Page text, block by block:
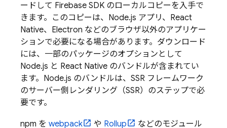
ードして Firebase SDK のローカルコピーを入手で
きます。このコピーは、Node.js アプリ、React
Native、Electron などのブラウザ以外のアプリケー
ションで必要になる場合があります。ダウンロード
には、一部のパッケージのオプションとして
Node.js と React Native のバンドルが含まれてい
ます。Node.js のバンドルは、SSR フレームワーク
のサーバー側レンダリング（SSR）のステップで必
要です。
npm を webpack や Rollup
などのモジュール